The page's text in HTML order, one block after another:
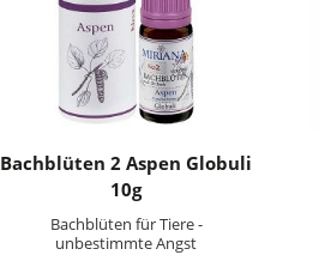
Bachblüten 2 Aspen Globuli
10g
Bachblüten für Tiere -
unbestimmte Angst